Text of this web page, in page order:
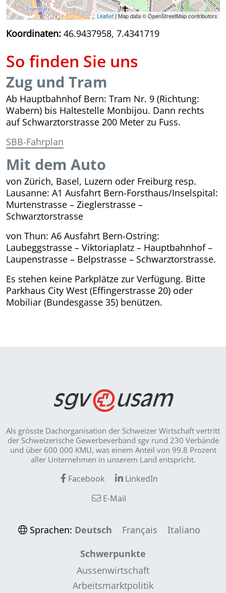
Leaflet| Map data © OpenStreetMap contributors
Koordinaten: 46.9437958, 7.4341719
So finden Sie uns
Zug und Tram
Ab Hauptbahnhof Bern: Tram Nr. 9 (Richtung:
Wabern) bis Haltestelle Monbijou. Dann rechts
auf Schwarztorstrasse 200 Meter zu Fuss.
SBB-Fahrplan
Mit dem Auto
von Zürich, Basel, Luzern oder Freiburg resp.
Lausanne: A1 Ausfahrt Bern-Forsthaus/Inselspital:
Murtenstrasse – Zieglerstrasse –
Schwarztorstrasse
von Thun: A6 Ausfahrt Bern-Ostring:
Laubeggstrasse – Viktoriaplatz – Hauptbahnhof –
Laupenstrasse – Belpstrasse – Schwarztorstrasse.
Es stehen keine Parkplätze zur Verfügung. Bitte
Parkhaus City West (Effingerstrasse 20) oder
Mobiliar (Bundesgasse 35) benützen.
Als grösste Dachorganisation der Schweizer Wirt­schaft vertritt
der Schweizerische Gewerbeverband sgv rund 230 Verbände
und über 600 000 KMU, was einem Anteil von 99.8 Prozent
aller Unternehmen in unserem Land entspricht.
Facebook
LinkedIn
E-Mail
Sprachen: Deutsch Français
Italiano
Schwerpunkte
Aussenwirtschaft
Arbeitsmarktpolitik